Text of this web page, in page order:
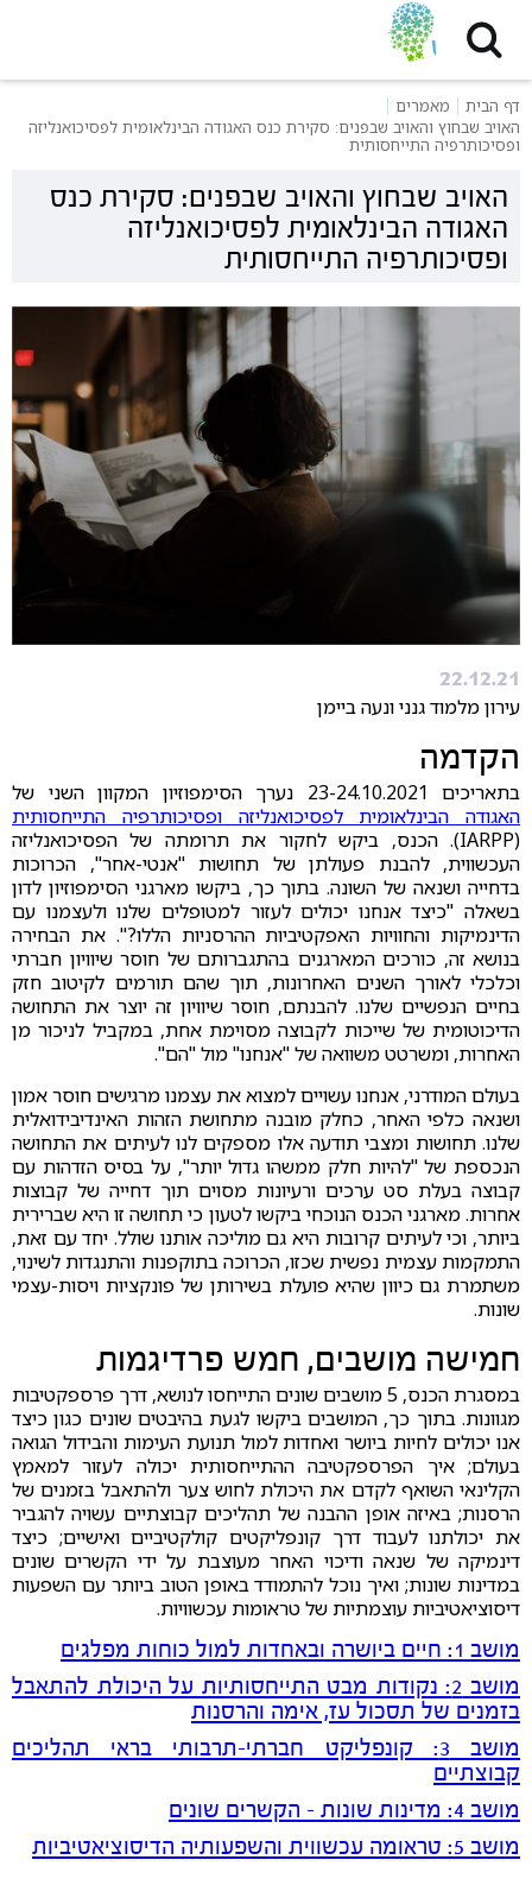
דף הבית
מאמרים
האויב שבחוץ והאויב שבפנים: סקירת כנס האגודה הבינלאומית לפסיכואנליזה
ופסיכותרפיה התייחסותית
האויב שבחוץ והאויב שבפנים: סקירת כנס
האגודה הבינלאומית לפסיכואנליזה
ופסיכותרפיה התייחסותית
22.12.21
עירון מלמוד גנני ונעה ביימן
הקדמה
בתאריכים 23-24.10.2021 נערך הסימפוזיון המקוון השני של
האגודה הבינלאומית לפסיכואנליזה ופסיכותרפיה התייחסותית
(IARPP). הכנס, ביקש לחקור את תרומתה של הפסיכואנליזה
העכשווית, להבנת פעולתן של תחושות "אנטי-אחר", הכרוכות
בדחייה ושנאה של השונה. בתוך כך, ביקשו מארגני הסימפוזיון לדון
בשאלה "כיצד אנחנו יכולים לעזור למטופלים שלנו ולעצמנו עם
הדינמיקות והחוויות האפקטיביות ההרסניות הללו?". את הבחירה
בנושא זה, כורכים המארגנים בהתגברותם של חוסר שיוויון חברתי
וכלכלי לאורך השנים האחרונות, תוך שהם תורמים לקיטוב חזק
בחיים הנפשיים שלנו. להבנתם, חוסר שיוויון זה יוצר את התחושה
הדיכוטומית של שייכות לקבוצה מסוימת אחת, במקביל לניכור מן
האחרות, ומשרטט משוואה של "אנחנו" מול "הם".
בעולם המודרני, אנחנו עשויים למצוא את עצמנו מרגישים חוסר אמון
ושנאה כלפי האחר, כחלק מובנה מתחושת הזהות האינדיבידואלית
שלנו. תחושות ומצבי תודעה אלו מספקים לנו לעיתים את התחושה
הנכספת של "להיות חלק ממשהו גדול יותר", על בסיס הזדהות עם
קבוצה בעלת סט ערכים ורעיונות מסוים תוך דחייה של קבוצות
אחרות. מארגני הכנס הנוכחי ביקשו לטעון כי תחושה זו היא שברירית
ביותר, וכי לעיתים קרובות היא גם מוליכה אותנו שולל. יחד עם זאת,
התמקמות עצמית נפשית שכזו, הכרוכה בתוקפנות והתנגדות לשינוי,
משתמרת גם כיוון שהיא פועלת בשירותן של פונקציות ויסות-עצמי
שונות.
חמישה מושבים, חמש פרדיגמות
במסגרת הכנס, 5 מושבים שונים התייחסו לנושא, דרך פרספקטיבות
מגוונות. בתוך כך, המושבים ביקשו לגעת בהיבטים שונים כגון כיצד
אנו יכולים לחיות ביושר ואחדות למול תנועת העימות והבידול הגואה
בעולם; איך הפרספקטיבה ההתייחסותית יכולה לעזור למאמץ
הקלינאי השואף לקדם את היכולת לחוש צער ולהתאבל בזמנים של
הרסנות; באיזה אופן ההבנה של תהליכים קבוצתיים עשויה להגביר
את יכולתנו לעבוד דרך קונפליקטים קולקטיביים ואישיים; כיצד
דינמיקה של שנאה ודיכוי האחר מעוצבת על ידי הקשרים שונים
במדינות שונות; ואיך נוכל להתמודד באופן הטוב ביותר עם השפעות
דיסוציאטיביות עוצמתיות של טראומות עכשוויות.
מושב 1: חיים ביושרה ובאחדות למול כוחות מפלגים
מושב 2: נקודות מבט התייחסותיות על היכולת להתאבל
בזמנים של תסכול עז, אימה והרסנות
מושב 3: קונפליקט חברתי-תרבותי בראי תהליכים
קבוצתיים
מושב 4: מדינות שונות - הקשרים שונים
מושב 5: טראומה עכשווית והשפעותיה הדיסוציאטיביות